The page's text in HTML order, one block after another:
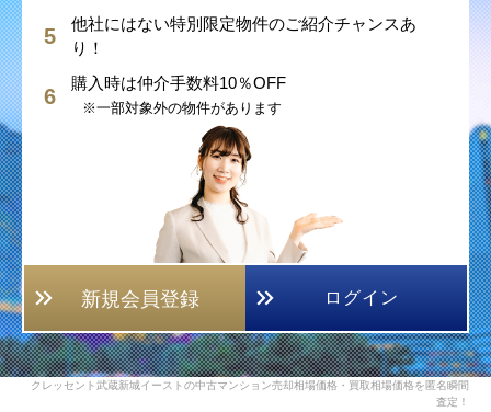
他社にはない特別限定物件のご紹介チャンスあ
り！
購入時は仲介手数料10％OFF
※一部対象外の物件があります
新規会員登録 ログイン
クレッセント武蔵新城イーストの中古マンション売却相場価格・買取相場価格を匿名瞬間
査定！